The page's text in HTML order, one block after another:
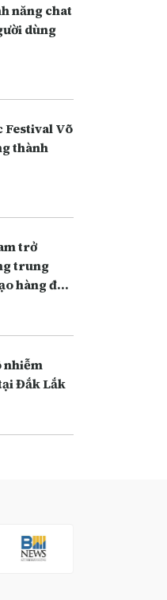
năng chat
dùng
Festival Võ
thành
trở
trung
hàng đầu
nhiễm
Đắk Lắk